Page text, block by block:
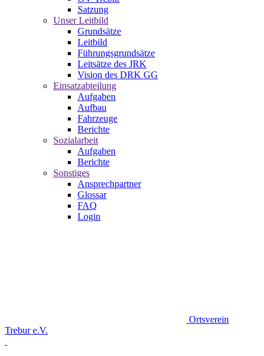
Satzung
Unser Leitbild
Grundsätze
Leitbild
Führungsgrundsätze
Leitsätze des JRK
Vision des DRK GG
Einsatzabteilung
Aufgaben
Aufbau
Fahrzeuge
Berichte
Sozialarbeit
Aufgaben
Berichte
Sonstiges
Ansprechpartner
Glossar
FAQ
Login
Ortsverein
Trebur e.V.